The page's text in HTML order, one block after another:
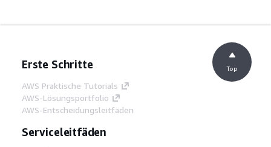
Erste Schritte
AWS Praktische Tutorials
AWS-Lösungsportfolio
AWS-Entscheidungsleitfäden
Serviceleitfäden
Top